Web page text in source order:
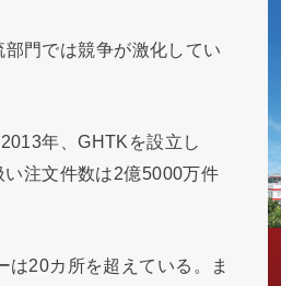
門では競争が激化してい
年、GHTKを設立し
注文件数は2億5000万件
20カ所を超えている。ま